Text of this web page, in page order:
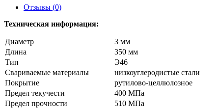
Отзывы (0)
Техническая информация:
Диаметр
3 мм
Длина
350 мм
Тип
Э46
Свариваемые материалы
низкоуглеродистые стали
Покрытие
рутилово-целлюлозное
Предел текучести
400 МПа
Предел прочности
510 МПа